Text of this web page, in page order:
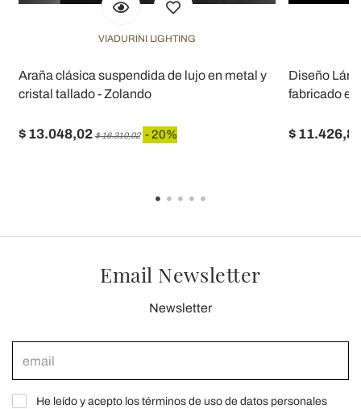
VIADURINI LIGHTING
Araña clásica suspendida de lujo en metal y
cristal tallado - Zolando
$ 13.048,02 $ 16.310,02 - 20%
Diseño
fabricado
$
Email Newsletter
Newsletter
He leído y acepto los términos de uso de datos personales